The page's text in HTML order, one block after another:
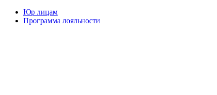
Юр лицам
Программа лояльности